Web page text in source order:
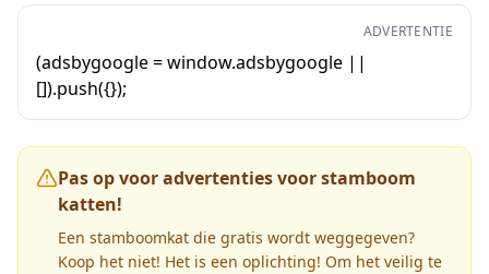
ADVERTENTIE
(adsbygoogle = window.adsbygoogle ||
[]).push({});
Pas op voor advertenties voor stamboom
katten!
Een stamboomkat die gratis wordt weggegeven?
Koop het niet! Het is een oplichting! Om het veilig te